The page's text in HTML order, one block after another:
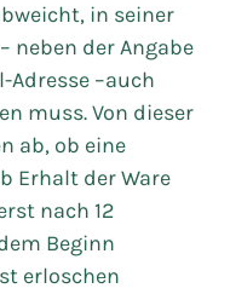
in seiner
neben der Angabe
–auch
muss. Von dieser
ab, ob eine
Erhalt der Ware
nach 12
Beginn
erloschen